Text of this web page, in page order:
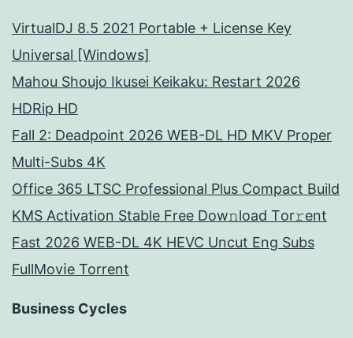
VirtualDJ 8.5 2021 Portable + License Key
Universal [Windows]
Mahou Shoujo Ikusei Keikaku: Restart 2026
HDRip HD
Fall 2: Deadpoint 2026 WEB-DL HD MKV Proper
Multi-Subs 4K
Office 365 LTSC Professional Plus Compact Build
KMS Activation Stable Frее Dow𝚗load Tоr𝚛ent
Fast 2026 WEB-DL 4K HEVC Uncut Eng Subs
FullMov𝗂e Torrent
Business Cycles